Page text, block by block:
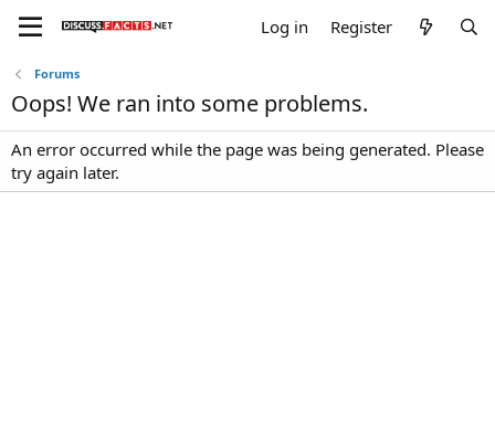
Log in Register
Forums
Oops! We ran into some problems.
An error occurred while the page was being generated. Please
try again later.